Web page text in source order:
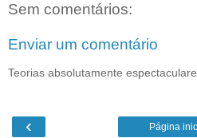
Sem comentários:
Enviar um comentário
Teorias absolutamente
‹ Página